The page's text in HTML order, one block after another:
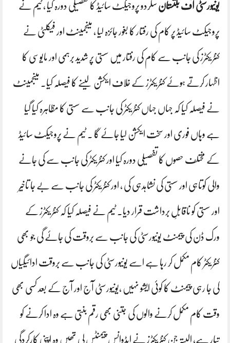
یونیورسٹی آف بلتستان سکردو پروجیکٹ سائیڈ کا تفصیلی دورہ کیا ، ٹیم نے
پروجیکٹ سائیڈ پر کام کی رفتار کا بغور جائزہ لیا ، مینجمینٹ اور فیکلٹی نے
کنٹریکٹرز کی جانب سے کام کی رفتار میں سستی پر شدید برہمی اور مایوسی کا
اظہار کرتے ہوئے کنٹریکٹرز کے خلاف ایکشن لینے کا فیصلہ کیا۔ مینجمینٹ
نے فیصلہ کیا کہ جہاں جہاں کنٹریکٹر کی جانب سے سستی کا مظاہرہ کیا گیا
ہے وہاں فوری اور سخت ایکشن لیا جائے گا ۔ ٹیم نے پروجیکٹ سائیڈ
کے مختلف حصوں کا تفصیلی دورہ کیا اور کنٹریکٹر کی جانب سے کی جانے
والی کوتاہی اور سستی کی نشاہدہی کی ، اور کنٹریکٹر کی جانب سے بے جا تاخیر
اور سستی کو ناقابلِ برداشت قرار دیا۔ ٹیم نے فیصلہ کیا کہ کنٹریکٹرز کے
ورک ڈن کی پیمنٹ یونیورسٹی کی جانب سے بروقت کی جائے گی جو بھی
کنٹریکٹر کام مکمل کر رہا ہے اسے یونیورسٹی کی جانب سے بروقت ادائیگیاں
کی جا رہی پیمنٹ کا کوئی ایشو نہیں ،یونیورسٹی آج اور آج کے بعد کسی بھی
وقت کام مکمل کرنے والوں کی جتنی بھی رقم بنتی ہے وہ ادا کرنے کو
تیار ہے، البتہ جن کنٹریکٹرز نے ایڈوانس پیمنٹس لی تھیں وہ اپنی کارکردگی